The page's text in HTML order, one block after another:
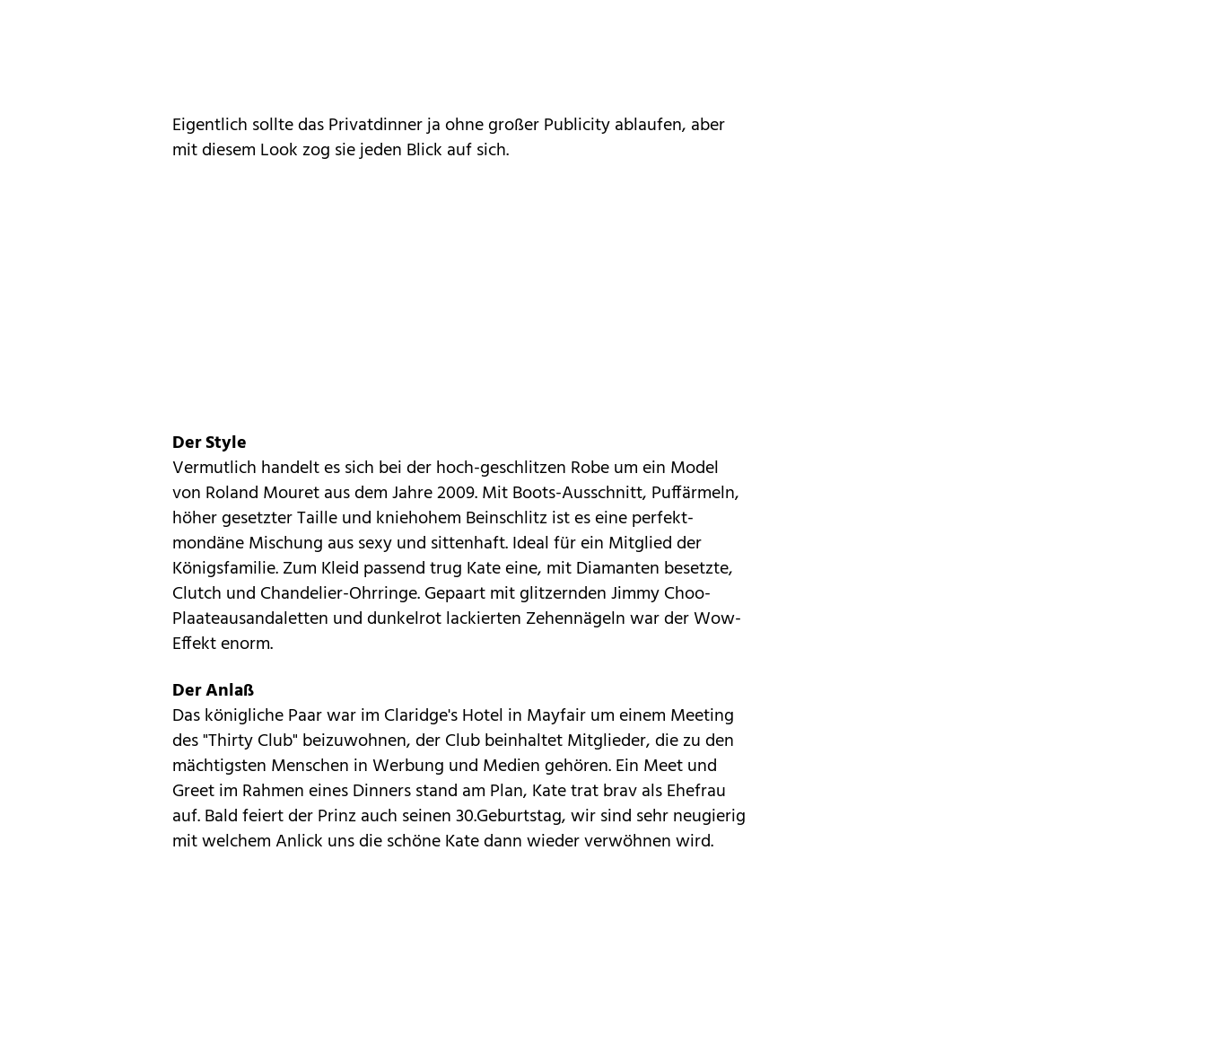
Eigentlich sollte das Privatdinner ja ohne großer Publicity ablaufen, aber
mit diesem Look zog sie jeden Blick auf sich.
Der Style
Vermutlich handelt es sich bei der hoch-geschlitzen Robe um ein Model
von Roland Mouret aus dem Jahre 2009. Mit Boots-Ausschnitt, Puffärmeln,
höher gesetzter Taille und kniehohem Beinschlitz ist es eine perfekt-
mondäne Mischung aus sexy und sittenhaft. Ideal für ein Mitglied der
Königsfamilie. Zum Kleid passend trug Kate eine, mit Diamanten besetzte,
Clutch und Chandelier-Ohrringe. Gepaart mit glitzernden Jimmy Choo-
Plaateausandaletten und dunkelrot lackierten Zehennägeln war der Wow-
Effekt enorm.
Der Anlaß
Das königliche Paar war im Claridge's Hotel in Mayfair um einem Meeting
des "Thirty Club" beizuwohnen, der Club beinhaltet Mitglieder, die zu den
mächtigsten Menschen in Werbung und Medien gehören. Ein Meet und
Greet im Rahmen eines Dinners stand am Plan, Kate trat brav als Ehefrau
auf. Bald feiert der Prinz auch seinen 30.Geburtstag, wir sind sehr neugierig
mit welchem Anlick uns die schöne Kate dann wieder verwöhnen wird.